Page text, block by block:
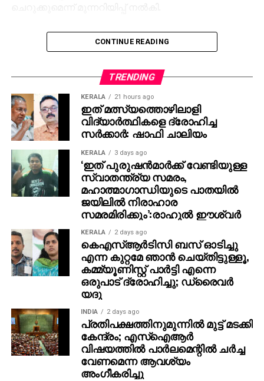
‘നമുക്ക് സമാധാനം വേണം, പക്ഷേ പരമാധികാരം,
സമത്വം, സ്വാതന്ത്ര്യം എന്നിവയുള്ള സമാധാനം!
സമാധാനമോ നമുക്ക് വേണ്ട!’ വെനിസ്വേലന്‍
ജനതയോട് ‘സമ്പൂര്‍ണ വിശ്വസ്തത’
പ്രതിജ്ഞയെടുക്കുന്നതിന് മുമ്പ് അദ്ദേഹം
ജനക്കൂട്ടത്തോട് പറഞ്ഞു. കഴിഞ്ഞ മാസം ഒരു അപൂര്‍വ
ഫോണ്‍ കോളിനിടെ ഡൊണാള്‍ഡ് ട്രംപ് മഡുറോ ഉടന്‍
അന്ത്യശാസനം പുറപ്പെടുവിച്ചുവെന്ന
റിപ്പോര്‍ട്ടുകള്‍ക്കിടയിലാണ് അദ്ദേഹത്തിന്റെ
അഭിപ്രായങ്ങള്‍ വന്നത്.
മഡുറോയെ ഉടന്‍ തന്നെ വിട്ടുപോകാന്‍ ട്രംപ് സമ്മര്‍ദ്ദം
ചെലുത്തിയതായും, അദ്ദേഹം ഉടന്‍ തന്നെ രാജിവച്ചാല്‍
മാത്രമേ കുടുംബത്തിന് ഉറപ്പ് നല്‍കൂ എന്നും മഡുറോ
പറഞ്ഞതായാണ് റിപ്പോര്‍ട്ട്. ആഗോള പൊതുമാപ്പ്,
രാഷ്ട്രീയ അധികാരം ഉപേക്ഷിച്ചാലും സായുധ
സേനയുടെ നിയന്ത്രണം നിലനിര്‍ത്താനുള്ള കഴിവ്
എന്നിവയുള്‍പ്പെടെയുള്ള എതിര്‍ ആവശ്യങ്ങള്‍
മഡുറോ മുന്നോട്ടുവച്ചതായും റിപ്പോര്‍ട്ടുണ്ട്.
വെനിസ്വേലന്‍ വ്യോമാതിര്‍ത്തി ‘പൂര്‍ണ്ണമായും
അടച്ചുപൂട്ടി’ എന്ന് ട്രംപ് പ്രഖ്യാപിച്ചതിന് ശേഷം
രണ്ടാമത്തെ കോള്‍ നേടാന്‍ മഡുറോ ശ്രമിച്ചിട്ടും, പിന്നീട്
കൂടുതല്‍ ആശയവിനിമയം നടന്നിട്ടില്ലെന്ന് റിപ്പോര്‍ട്ട്.
CONTINUE READING
TRENDING
KERALA 21 hours ago
ഇത് മത്സ്യത്തൊഴിലാളി
വിദ്യാര്‍ത്ഥികളെ ദ്രോഹിച്ച
സര്‍ക്കാര്‍: ഷാഫി ചാലിയം
KERALA 3 days ago
‘ഇത് പുരുഷന്‍മാര്‍ക്ക് വേണ്ടിയുള്ള
സ്വാതന്ത്ര്യ സമരം,
മഹാത്മാഗാന്ധിയുടെ പാതയില്‍
ജയിലില്‍ നിരാഹാര
സമരമിരിക്കും’:രാഹുല്‍ ഈശ്വര്‍
KERALA 2 days ago
കെഎസ്ആര്‍ടിസി ബസ് ഓടിച്ചു
എന്ന കുറ്റമേ ഞാന്‍ ചെയ്തിട്ടുള്ളൂ,
കമ്മ്യൂണിസ്റ്റ് പാര്‍ട്ടി എന്നെ
ഒരുപാട് ദ്രോഹിച്ചു; ഡ്രൈവര്‍
യദു
INDIA 2 days ago
പ്രതിപക്ഷത്തിനുമുന്നില്‍ മുട്ട് മടക്കി
കേന്ദ്രം; എസ്ഐആർ
വിഷയത്തിൽ പാർലമെന്റിൽ ചർച്ച
വേണമെന്ന ആവശ്യം
അംഗീകരിച്ചു